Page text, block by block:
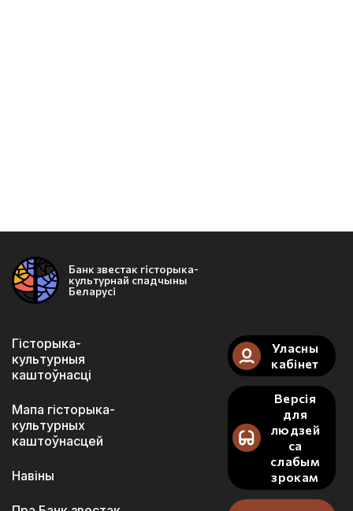
Банк звестак гісторыка-
культурнай спадчыны
Беларусі
Гісторыка-
культурныя
каштоўнасці
Мапа гісторыка-
культурных
каштоўнасцей
Навіны
Уласны
кабінет
Версія
для
людзей
са
слабым
зрокам